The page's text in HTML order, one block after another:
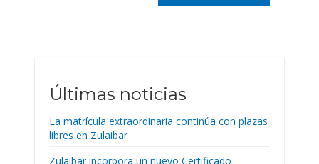
Últimas noticias
La matrícula extraordinaria continúa con plazas
libres en Zulaibar
Zulaibar incorpora un nuevo Certificado